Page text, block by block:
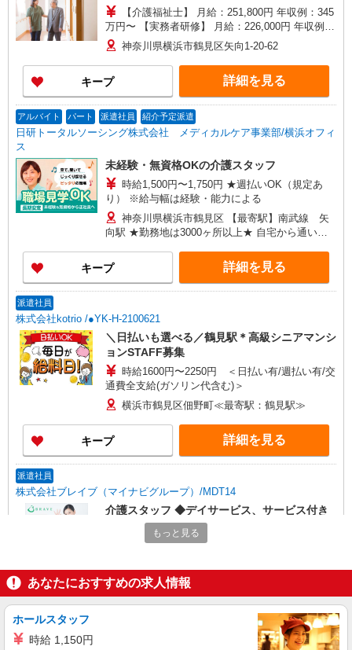
【介護福祉士】 月給：251,800円 年収例：345
万円〜 【実務者研修】 月給：226,000円 年収例：
315万円〜 【初任者研修・無資格】 月給：
216,300円 年収例：300万円〜 ※職務手当、働き
がい向上手当含む ※介護福祉士のみ、特別職務手
当も含む ◎残業時は別途時間外手当支給（超過1
分〜） ◎賞与 基本給2.08ヶ月分/年支給
神奈川県横浜市鶴見区矢向1-20-62
キープ 詳細を見る
アルバイト パート 派遣社員 紹介予定派遣
日研トータルソーシング株式会社 メディカルケア事業部/横浜オフィ
ス
未経験・無資格OKの介護スタッフ
時給1,500円〜1,750円 ★週払いOK（規定あ
り） ※給与幅は経験・能力による
神奈川県横浜市鶴見区 【最寄駅】南武線 矢
向駅 ★勤務地は3000ヶ所以上★ 自宅から通いや
い！！
キープ 詳細を見る
派遣社員
株式会社kotrio /●YK-H-2100621
＼日払いも選べる／鶴見駅＊高級シニアマンシ
ョンSTAFF募集
時給1600円〜2250円 ＜日払い有/週払い有/交
通費全支給(ガソリン代含む)＞
横浜市鶴見区佃野町≪最寄駅：鶴見駅≫
キープ 詳細を見る
派遣社員
株式会社ブレイブ（マイナビグループ）/MDT14
介護スタッフ ◆デイサービス、サービス付き
高齢者向け住宅、グループホームなど様々な勤
務先から選べます。
未経験：時給1600〜1800円（資格・経験によ
る） ◎月収例 時給2000円×1日8時間×22日（週5
日）＝35万2000円 ◆昇給あり ◆支払い方法 ※日
時にご相談ください。 ◆交通費：別途全額支給 ※
神奈川県横浜市鶴見区 【最寄駅】 ◆各線「鶴
見駅」 ◆JR鶴見線「浅野駅」 ◆JR鶴見線「安善
駅」 ★その他、近隣に多数勤務地あります！
キープ 詳細を見る
もっと見る
あなたにおすすめの求人情報
ホールスタッフ
時給 1,150円